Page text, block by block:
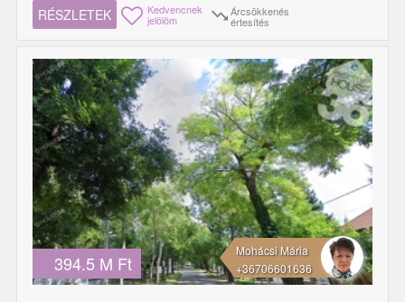
RÉSZLETEK Kedvencnek
jelölöm
Árcsökkenés
értesítés
394.5 M Ft
Mohácsi Mária
+36706601636